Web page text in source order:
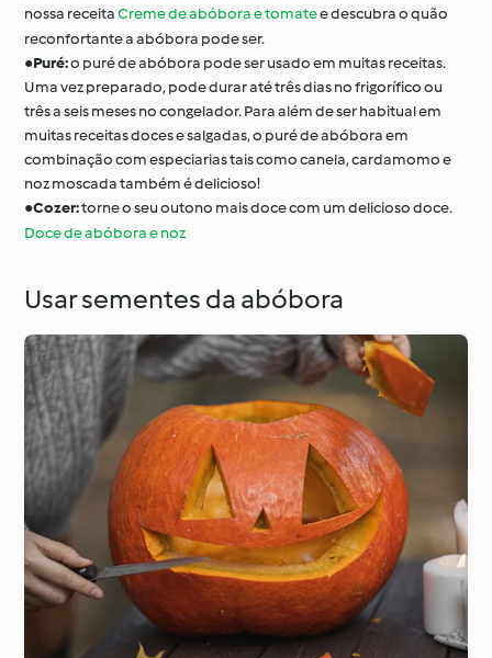
nossa receitaCreme de abóbora e tomatee descubra o quão
reconfortante a abóbora pode ser.
●Puré:o puré de abóbora pode ser usado em muitas receitas.
Uma vez preparado, pode durar até três dias no frigorífico ou
três a seis meses no congelador. Para além de ser habitual em
muitas receitas doces e salgadas, o puré de abóbora em
combinação com especiarias tais como canela, cardamomo e
noz moscada também é delicioso!
●Cozer:torne o seu outono mais doce com um delicioso doce.
Doce de abóbora e noz
Usar sementes da abóbora